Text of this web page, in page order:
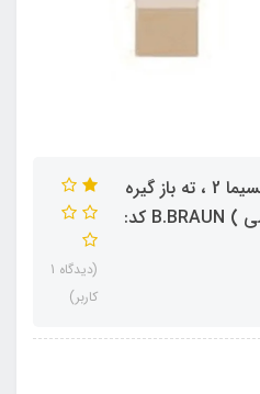
کیسه استومی دو تکه پروکسیما 2 ، ته باز گیره
جدا (ایلئوستومی/کولوستومی ) B.BRAUN کد:
(دیدگاه 1
کاربر)